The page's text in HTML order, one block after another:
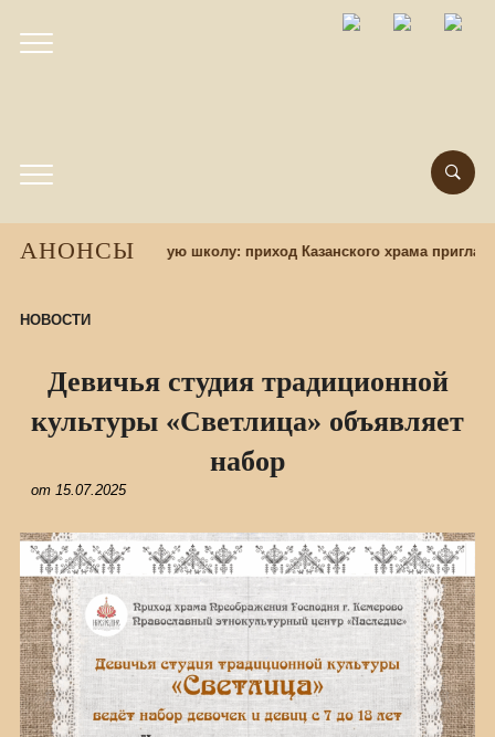
АНОНСЫв воскресную школу: приход Казанского храма
НОВОСТИ
Девичья студия традиционной
культуры «Светлица» объявляет
набор
от 15.07.2025